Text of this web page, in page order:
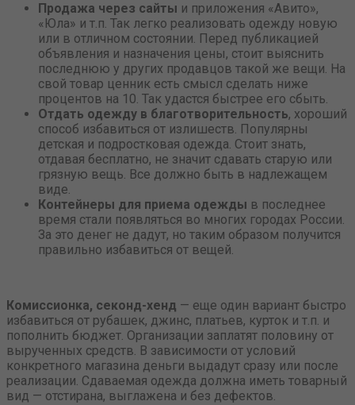
Продажа через сайты и приложения «Авито»,
«Юла» и т.п. Так легко реализовать одежду новую
или в отличном состоянии. Перед публикацией
объявления и назначения цены, стоит выяснить
последнюю у других продавцов такой же вещи. На
свой товар ценник есть смысл сделать ниже
процентов на 10. Так удастся быстрее его сбыть.
Отдать одежду в благотворительность, хороший
способ избавиться от излишеств. Популярны
детская и подростковая одежда. Стоит знать,
отдавая бесплатно, не значит сдавать старую или
грязную вещь. Все должно быть в надлежащем
виде.
Контейнеры для приема одежды в последнее
время стали появляться во многих городах России.
За это денег не дадут, но таким образом получится
правильно избавиться от вещей.
Комиссионка, секонд-хенд — еще один вариант быстро
избавиться от рубашек, джинс, платьев, курток и т.п. и
пополнить бюджет. Организации заплатят половину от
вырученных средств. В зависимости от условий
конкретного магазина деньги выдадут сразу или после
реализации. Сдаваемая одежда должна иметь товарный
вид — отстирана, выглажена и без дефектов.